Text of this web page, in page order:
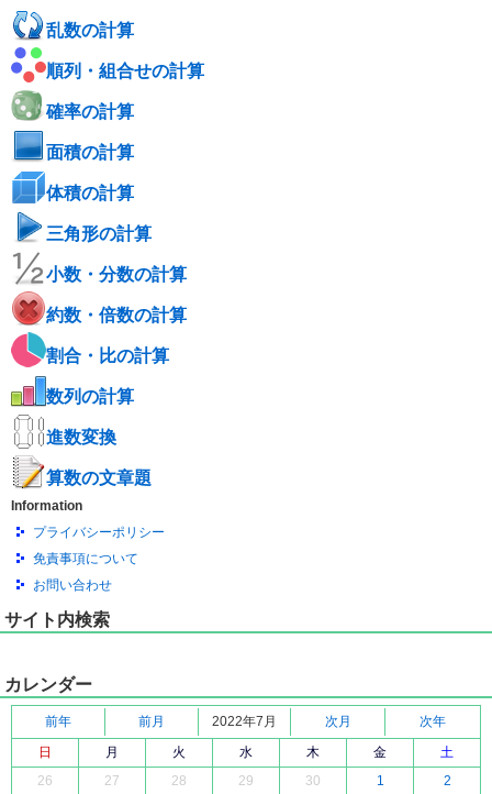
乱数の計算
順列・組合せの計算
確率の計算
面積の計算
体積の計算
三角形の計算
小数・分数の計算
約数・倍数の計算
割合・比の計算
数列の計算
進数変換
算数の文章題
Information
プライバシーポリシー
免責事項について
お問い合わせ
サイト内検索
カレンダー
前年 前月 2022年7月 次月
次年
日
月 火 水 木 金
土
26
27 28 29 30 1 2